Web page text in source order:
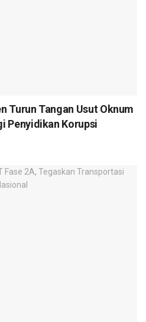
Turun Tangan Usut Oknum
Penyidikan Korupsi